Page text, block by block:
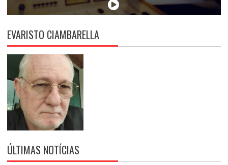
EVARISTO CIAMBARELLA
ÚLTIMAS NOTÍCIAS